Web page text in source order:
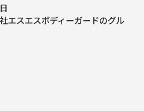
エスエスボディーガードのグル